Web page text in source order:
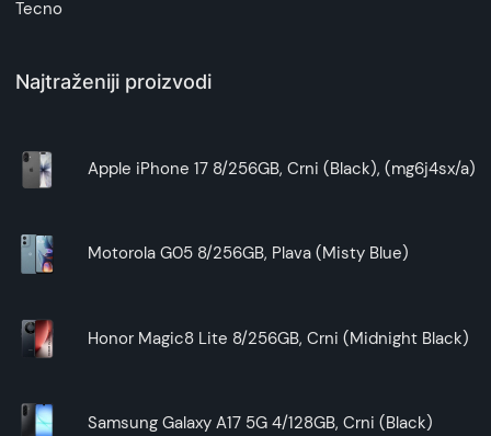
Tecno
Najtraženiji proizvodi
Apple iPhone 17 8/256GB, Crni (Black), (mg6j4sx/a)
Motorola G05 8/256GB, Plava (Misty Blue)
Honor Magic8 Lite 8/256GB, Crni (Midnight Black)
Samsung Galaxy A17 5G 4/128GB, Crni (Black)